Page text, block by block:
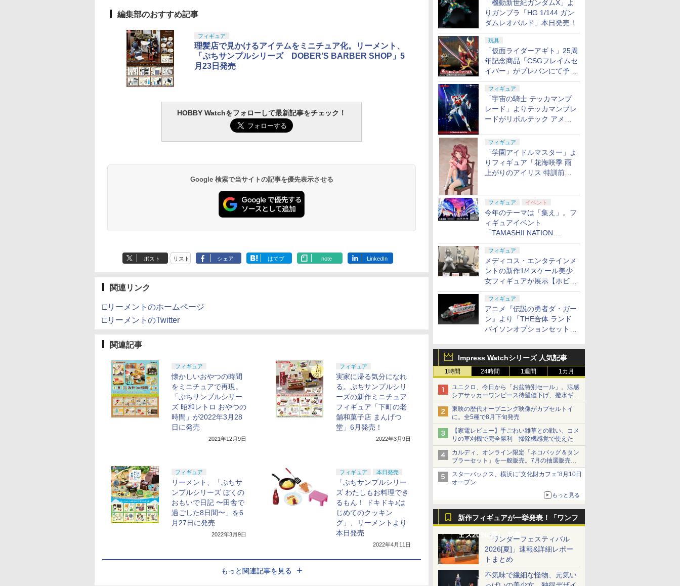
「機動新世紀ガンダムX」よ
りガンプラ「HG 1/144 ガン
ダムレオパルド」本日発売！
玩具
「仮面ライダーアギト」25周
年記念商品「CSGフレイムセ
イバー」がプレバンにて予約
開始
フィギュア
「宇宙の騎士 テッカマンブ
レード」よりテッカマンブレ
ードがリボルテック アメイ
定
フィギュア
「学園アイドルマスター」よ
りフィギュア「花海咲季 雨
上がりのアイリス 特訓前
フィギュア イベント
今年のテーマは「集え」。フ
ィギュアイベント
「TAMASHII NATION
2026」が11月13日より開催
決定
フィギュア
メディコス・エンタテインメ
ントの新作1/4スケール美少
女フィギュアが展示【ホビー
メーカー合同展示会】
フィギュア
アニメ『伝説の勇者ダ・ガー
ン』より「THE合体 ランド
バイソンオプションセット」
Impress Watchシリーズ 人気記事
1時間 24時間 1週間 1カ月
ユニクロ、今日から「お盆特別セール」。涼感
シアサッカーワンピース待望値下げ、撥水ギア
ショーツは1990円に
東映の歴代オープニング映像がカプセルトイ
に。全5種で8月下旬発売
【家電レビュー】手ごわい雑草との戦い、コメ
リの草刈機で完全勝利 掃除機感覚で使えた
カルディ、オンライン限定「ネコバッグ＆タン
ブラーセット」を一般販売。7月の抽選販売の
当選無効分
スターバックス、横浜に“文化財カフェ”8月10日
オープン
もっと見る
新作フィギュアが一挙発表！「ワンフ
ェス2026[夏]」特集「ワンダーフェスティバル
2026[夏]」速報&詳細レポー
トまとめ
不気味で繊細な怪物、元気い
編集部のおすすめ記事
フィギュア
理髪店で見かけるアイテムをミニチュア化。リーメント、
「ぷちサンプルシリーズ DOBER’S BARBER SHOP」5
月23日発売
HOBBY Watchをフォローして最新記事をチェック！
Google 検索で当サイトの記事を優先表示させる
ポスト リスト シェア はてブ note LinkedIn
関連リンク
□リーメントのホームページ
□リーメントのTwitter
関連記事
フィギュア
懐かしいおやつの時間
をミニチュアで再現。
「ぷちサンプルシリー
ズ 昭和レトロ おやつの
時間」が2022年3月28
日に発売
2021年12月9日
フィギュア
実家に帰る気分になれ
る。ぷちサンプルシリ
ーズの新作ミニチュア
フィギュア「下町の老
舗和菓子店 まんげつ
堂」6月発売！
2022年3月9日
フィギュア
リーメント、「ぷちサ
ンプルシリーズ ぼくの
おもいで日記 〜田舎で
過ごした8日間〜」を6
月27日に発売
2022年3月9日
フィギュア 本日発売
「ぷちサンプルシリー
ズ わたしもお料理でき
るもん！ ドキドキ♪は
じめてのクッキン
グ」、リーメントより
本日発売
2022年4月11日
もっと関連記事を見る